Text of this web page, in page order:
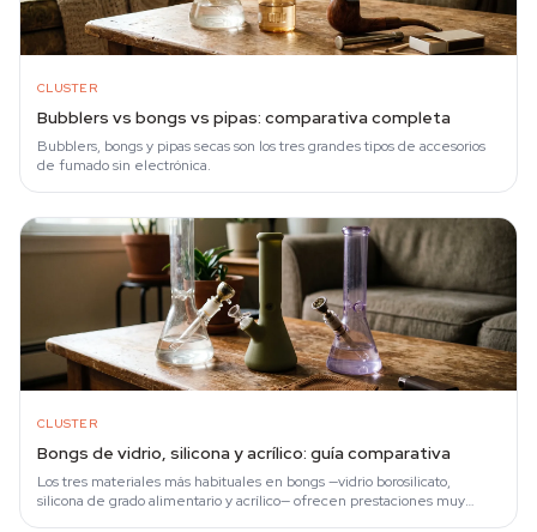
CLUSTER
Bubblers vs bongs vs pipas: comparativa completa
Bubblers, bongs y pipas secas son los tres grandes tipos de accesorios
de fumado sin electrónica.
CLUSTER
Bongs de vidrio, silicona y acrílico: guía comparativa
Los tres materiales más habituales en bongs —vidrio borosilicato,
silicona de grado alimentario y acrílico— ofrecen prestaciones muy